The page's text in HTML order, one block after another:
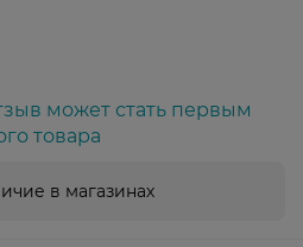
может стать первым
товара
в магазинах